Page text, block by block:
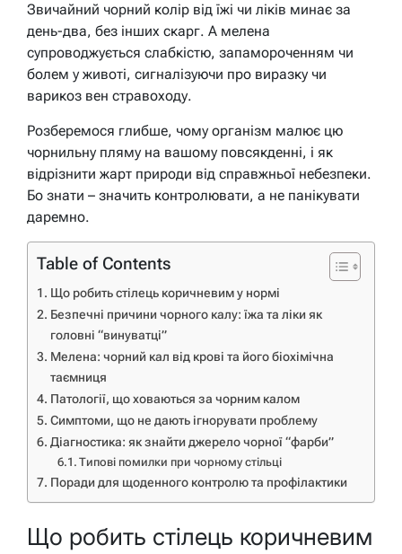
Звичайний чорний колір від їжі чи ліків минає за
день-два, без інших скарг. А мелена
супроводжується слабкістю, запамороченням чи
болем у животі, сигналізуючи про виразку чи
варикоз вен стравоходу.
Розберемося глибше, чому організм малює цю
чорнильну пляму на вашому повсякденні, і як
відрізнити жарт природи від справжньої небезпеки.
Бо знати – значить контролювати, а не панікувати
даремно.
Table of Contents
Що робить стілець коричневим у нормі
Безпечні причини чорного калу: їжа та ліки як
головні “винуватці”
Мелена: чорний кал від крові та його біохімічна
таємниця
Патології, що ховаються за чорним калом
Симптоми, що не дають ігнорувати проблему
Діагностика: як знайти джерело чорної “фарби”
Типові помилки при чорному стільці
Поради для щоденного контролю та профілактики
Що робить стілець коричневим